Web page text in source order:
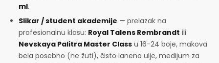
ml.
Slikar / student akademije — prelazak na
profesionalnu klasu: Royal Talens Rembrandt ili
Nevskaya Palitra Master Class u 16-24 boje, makova
bela posebno (ne žuti), čisto laneno ulje, medijum za